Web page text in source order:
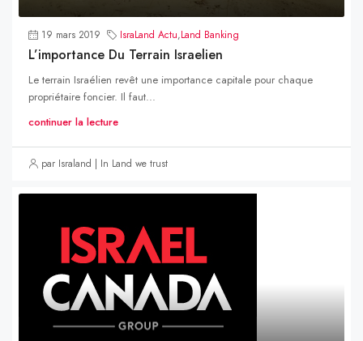
19 mars 2019 IsraLand Actu,Land Banking
L’importance Du Terrain Israelien
Le terrain Israélien revêt une importance capitale pour chaque
propriétaire foncier. Il faut...
continuer la lecture
par Israland | In Land we trust